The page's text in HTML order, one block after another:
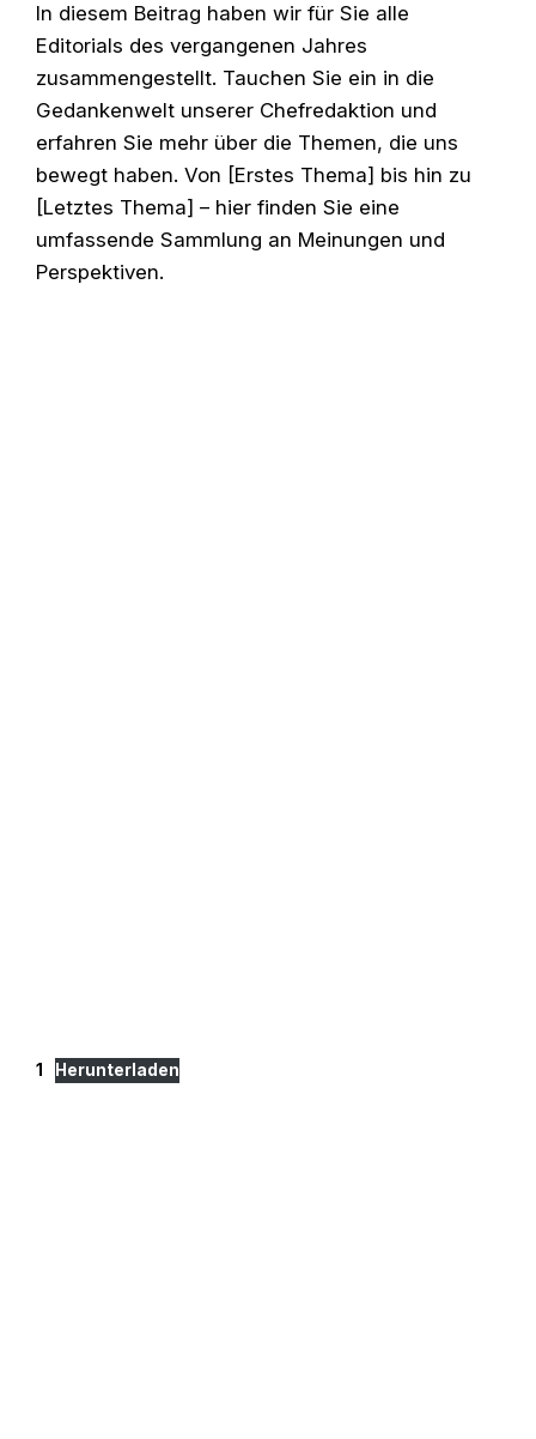
In diesem Beitrag haben wir für Sie alle
Editorials des vergangenen Jahres
zusammengestellt. Tauchen Sie ein in die
Gedankenwelt unserer Chefredaktion und
erfahren Sie mehr über die Themen, die uns
bewegt haben. Von [Erstes Thema] bis hin zu
[Letztes Thema] – hier finden Sie eine
umfassende Sammlung an Meinungen und
Perspektiven.
1 Herunterladen